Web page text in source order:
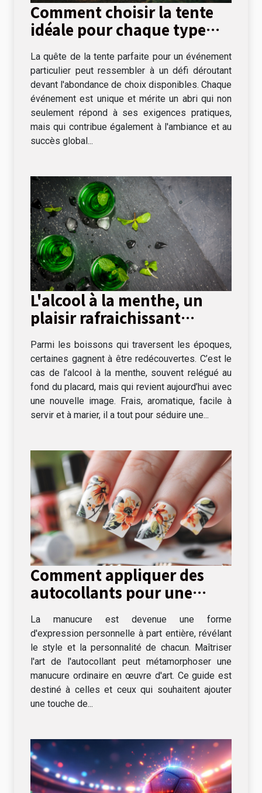
Comment choisir la tente
idéale pour chaque type
La quête de la tente parfaite pour un événement
particulier peut ressembler à un défi déroutant
devant l'abondance de choix disponibles. Chaque
événement est unique et mérite un abri qui non
seulement répond à ses exigences pratiques,
mais qui contribue également à l'ambiance et au
succès global...
L'alcool à la menthe, un
plaisir rafraichissant
s'invite à table !
Parmi les boissons qui traversent les époques,
certaines gagnent à être redécouvertes. C’est le
cas de l’alcool à la menthe, souvent relégué au
fond du placard, mais qui revient aujourd’hui avec
une nouvelle image. Frais, aromatique, facile à
servir et à marier, il a tout pour séduire une...
Comment appliquer des
autocollants pour une
La manucure est devenue une forme
d'expression personnelle à part entière, révélant
le style et la personnalité de chacun. Maîtriser
l'art de l'autocollant peut métamorphoser une
manucure ordinaire en œuvre d'art. Ce guide est
destiné à celles et ceux qui souhaitent ajouter
une touche de...